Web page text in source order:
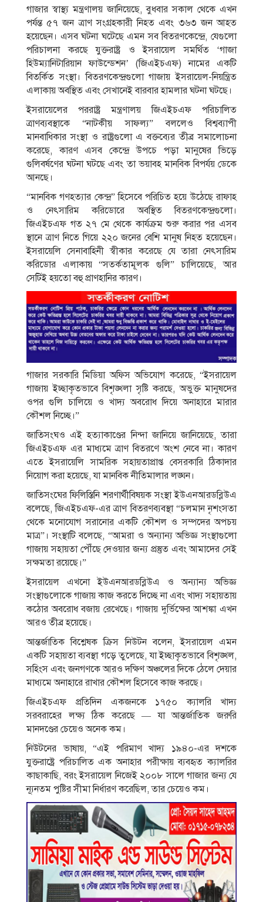
গাজার স্বাস্থ্য মন্ত্রণালয় জানিয়েছে, বুধবার সকাল থেকে এখন
পর্যন্ত ৫৭ জন ত্রাণ সংগ্রহকারী নিহত এবং ৩৬৩ জন আহত
হয়েছেন। এসব ঘটনা ঘটেছে এমন সব বিতরণকেন্দ্রে, যেগুলো
পরিচালনা করছে যুক্তরাষ্ট্র ও ইসরায়েল সমর্থিত ‘গাজা
হিউম্যানিটারিয়ান ফাউন্ডেশন’ (জিএইচএফ) নামের একটি
বিতর্কিত সংস্থা। বিতরণকেন্দ্রগুলো গাজায় ইসরায়েল-নিয়ন্ত্রিত
এলাকায় অবস্থিত এবং সেখানেই বারবার হামলার ঘটনা ঘটছে।
ইসরায়েলের পররাষ্ট্র মন্ত্রণালয় জিএইচএফ পরিচালিত
ত্রাণব্যবস্থাকে “নাটকীয় সাফল্য” বললেও বিশ্বব্যাপী
মানবাধিকার সংস্থা ও রাষ্ট্রগুলো এ বক্তব্যের তীব্র সমালোচনা
করেছে, কারণ এসব কেন্দ্রে উপচে পড়া মানুষের ভিড়ে
গুলিবর্ষণের ঘটনা ঘটছে এবং তা ভয়াবহ মানবিক বিপর্যয় ডেকে
আনছে।
“মানবিক গণহত্যার কেন্দ্র” হিসেবে পরিচিত হয়ে উঠেছে রাফাহ
ও নেৎসারিম করিডোরে অবস্থিত বিতরণকেন্দ্রগুলো।
জিএইচএফ গত ২৭ মে থেকে কার্যক্রম শুরু করার পর এসব
স্থানে ত্রাণ নিতে গিয়ে ২২০ জনের বেশি মানুষ নিহত হয়েছেন।
ইসরায়েলি সেনাবাহিনী স্বীকার করেছে যে তারা নেৎসারিম
করিডোর এলাকায় “সতর্কতামূলক গুলি” চালিয়েছে, আর
সেটিই হয়তো বহু প্রাণহানির কারণ।
গাজার সরকারি মিডিয়া অফিস অভিযোগ করেছে, “ইসরায়েল
গাজায় ইচ্ছাকৃতভাবে বিশৃঙ্খলা সৃষ্টি করছে, অভুক্ত মানুষদের
ওপর গুলি চালিয়ে ও খাদ্য অবরোধ দিয়ে অনাহারে মারার
কৌশল নিচ্ছে।”
জাতিসংঘও এই হত্যাকাণ্ডের নিন্দা জানিয়ে জানিয়েছে, তারা
জিএইচএফ এর মাধ্যমে ত্রাণ বিতরণে অংশ নেবে না। কারণ
এতে ইসরায়েলি সামরিক সহায়তাপ্রাপ্ত বেসরকারি ঠিকাদার
নিয়োগ করা হয়েছে, যা মানবিক নীতিমালার লঙ্ঘন।
জাতিসংঘের ফিলিস্তিনি শরণার্থীবিষয়ক সংস্থা ইউএনআরডব্লিউএ
বলেছে, জিএইচএফ-এর ত্রাণ বিতরণব্যবস্থা “চলমান নৃশংসতা
থেকে মনোযোগ সরানোর একটি কৌশল ও সম্পদের অপচয়
মাত্র”। সংস্থাটি বলেছে, “আমরা ও অন্যান্য অভিজ্ঞ সংস্থাগুলো
গাজায় সহায়তা পৌঁছে দেওয়ার জন্য প্রস্তুত এবং আমাদের সেই
সক্ষমতা রয়েছে।”
ইসরায়েল এখনো ইউএনআরডব্লিউএ ও অন্যান্য অভিজ্ঞ
সংস্থাগুলোকে গাজায় কাজ করতে দিচ্ছে না এবং খাদ্য সহায়তায়
কঠোর অবরোধ বজায় রেখেছে। গাজায় দুর্ভিক্ষের আশঙ্কা এখন
আরও তীব্র হয়েছে।
আন্তর্জাতিক বিশ্লেষক ক্রিস নিউটন বলেন, ইসরায়েল এমন
একটি সহায়তা ব্যবস্থা গড়ে তুলেছে, যা ইচ্ছাকৃতভাবে বিশৃঙ্খল,
সহিংস এবং জনগণকে আরও দক্ষিণ অঞ্চলের দিকে ঠেলে দেয়ার
মাধ্যমে অনাহারে রাখার কৌশল হিসেবে কাজ করছে।
জিএইচএফ প্রতিদিন একজনকে ১৭৫০ ক্যালরি খাদ্য
সরবরাহের লক্ষ্য ঠিক করেছে — যা আন্তর্জাতিক জরুরি
মানদণ্ডের চেয়েও অনেক কম।
নিউটনের ভাষায়, “এই পরিমাণ খাদ্য ১৯৪০-এর দশকে
যুক্তরাষ্ট্রে পরিচালিত এক অনাহার পরীক্ষায় ব্যবহৃত ক্যালরির
কাছাকাছি, বরং ইসরায়েল নিজেই ২০০৮ সালে গাজার জন্য যে
ন্যূনতম পুষ্টির সীমা নির্ধারণ করেছিল, তার চেয়েও কম।